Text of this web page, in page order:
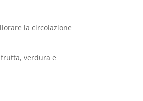
la circolazione
verdura e